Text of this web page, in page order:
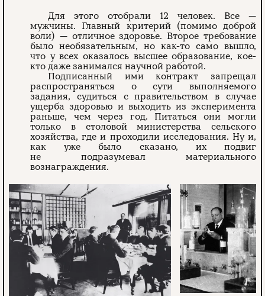
Для этого отобрали 12 человек. Все —
мужчины. Главный критерий (помимо доброй
воли) — отличное здоровье. Второе требование
было необязательным, но как-то само вышло,
что у всех оказалось высшее образование, кое-
кто даже занимался научной работой.
Подписанный ими контракт запрещал
распространяться о сути выполняемого
задания, судиться с правительством в случае
ущерба здоровью и выходить из эксперимента
раньше, чем через год. Питаться они могли
только в столовой министерства сельского
хозяйства, где и проходили исследования. Ну и,
как уже было сказано, их подвиг
не подразумевал материального
вознаграждения.